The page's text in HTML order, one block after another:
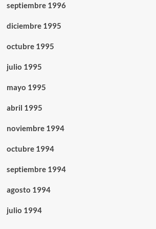
septiembre 1996
diciembre 1995
octubre 1995
julio 1995
mayo 1995
abril 1995
noviembre 1994
octubre 1994
septiembre 1994
agosto 1994
julio 1994